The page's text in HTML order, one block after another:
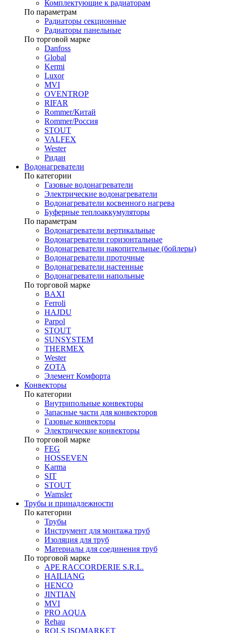
Комплектующие к радиаторам
По параметрам
Радиаторы секционные
Радиаторы панельные
По торговой марке
Danfoss
Global
Kermi
Luxor
MVI
OVENTROP
RIFAR​
Rommer/Китай
Rommer/Россия
STOUT
VALFEX
Wester
Ридан
Водонагреватели
По категории
Газовые водонагреватели
Электрические водонагреватели
Водонагреватели косвенного нагрева
Буферные теплоаккумуляторы
По параметрам
Водонагреватели вертикальные
Водонагреватели горизонтальные
Водонагреватели накопительные (бойлеры)
Водонагреватели проточные
Водонагреватели настенные
Водонагреватели напольные
По торговой марке
BAXI
Ferroli
HAJDU
Parpol
STOUT
SUNSYSTEM
THERMEX
Wester
ZOTA
Элемент Комфорта
Конвекторы
По категории
Внутрипольные конвекторы
Запасные части для конвекторов
Газовые конвекторы
Электрические конвекторы
По торговой марке
FEG
HOSSEVEN
Karma
SIT
STOUT
Wamsler
Трубы и принадлежности
По категории
Трубы
Инструмент для монтажа труб
Изоляция для труб
Материалы для соединения труб
По торговой марке
APE RACCORDERIE S.R.L.
HAILIANG
HENCO
JINTIAN
MVI
PRO AQUA
Rehau
ROLS ISOMARKET